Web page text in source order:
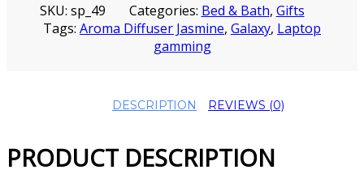
SKU: sp_49 Categories: Bed & Bath, Gifts
Tags: Aroma Diffuser Jasmine, Galaxy, Laptop
gamming
DESCRIPTION REVIEWS (0)
PRODUCT DESCRIPTION